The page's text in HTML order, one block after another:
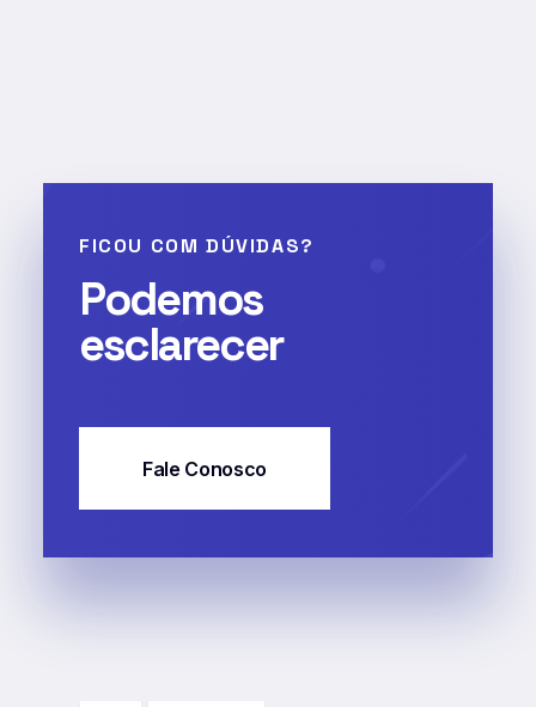
FICOU COM DÚVIDAS?
Podemos
esclarecer
Fale Conosco